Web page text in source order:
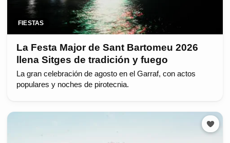
FIESTAS
La Festa Major de Sant Bartomeu 2026
llena Sitges de tradición y fuego
La gran celebración de agosto en el Garraf, con actos
populares y noches de pirotecnia.